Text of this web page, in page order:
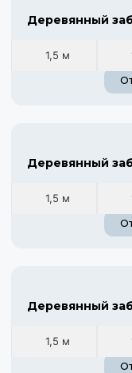
Деревянный
1,5 м
Деревянный
1,5 м
Деревянный
1,5 м